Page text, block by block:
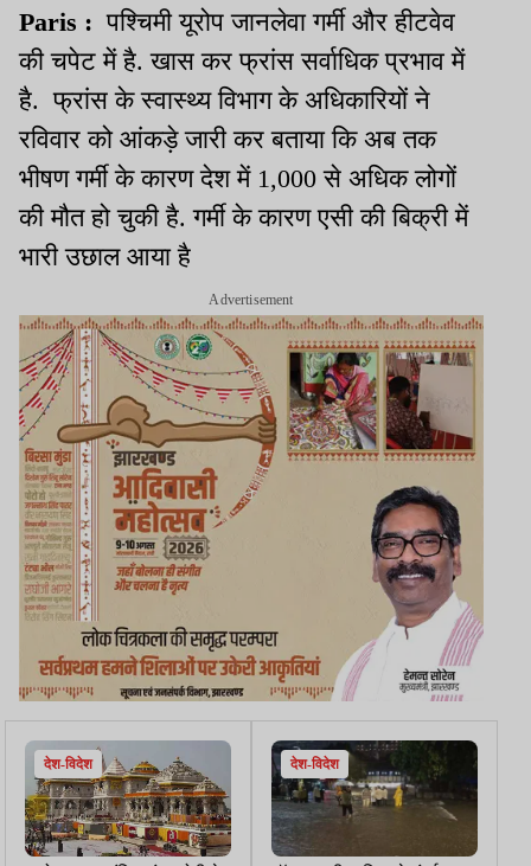
Paris :पश्चिमी यूरोप जानलेवा गर्मी और हीटवेव
की चपेट में है. खास कर फ्रांस सर्वाधिक प्रभाव में
है. फ्रांस के स्वास्थ्य विभाग के अधिकारियों ने
रविवार को आंकड़े जारी कर बताया कि अब तक
भीषण गर्मी के कारण देश में 1,000 से अधिक लोगों
की मौत हो चुकी है. गर्मी के कारण एसी की बिक्री में
भारी उछाल आया है
Advertisement
देश-विदेश देश-विदेश